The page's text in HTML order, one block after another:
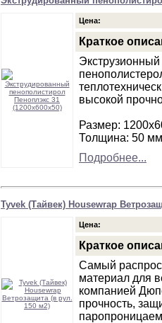
Цена:
Краткое
высокой
Размер:
Толщина: 50 мм
Подробнее...
Tyvek (Тайвек) Housewrap
Цена:
Краткое
Самый
материал для
компанией
прочность,